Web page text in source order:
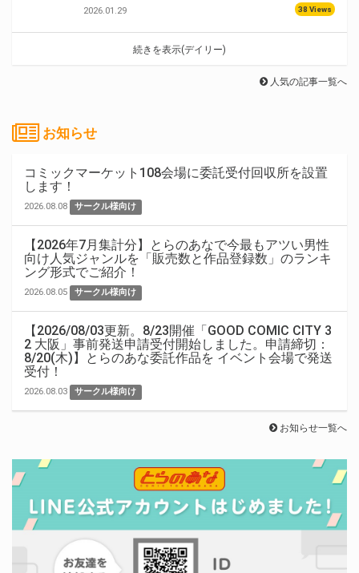
2026.01.29 38 Views
続きを表示(デイリー)
人気の記事一覧へ
お知らせ
コミックマーケット108会場に委託受付回収所を設置
します！
2026.08.08 サークル様向け
【2026年7月集計分】とらのあなで今最もアツい男性
向け人気ジャンルを「販売数と作品登録数」のランキ
ング形式でご紹介！
2026.08.05 サークル様向け
【2026/08/03更新。8/23開催「GOOD COMIC CITY 3
2 大阪」事前発送申請受付開始しました。申請締切：
8/20(木)】とらのあな委託作品を イベント会場で発送
受付！
2026.08.03 サークル様向け
お知らせ一覧へ